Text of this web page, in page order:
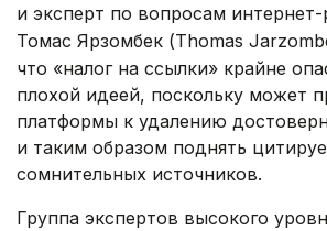
и эксперт по вопросам интернет-
Томас Ярзомбек (Thomas
что «налог на ссылки» крайне
плохой идеей, поскольку может
платформы к удалению
и таким образом поднять
сомнительных источников.
Группа экспертов высокого